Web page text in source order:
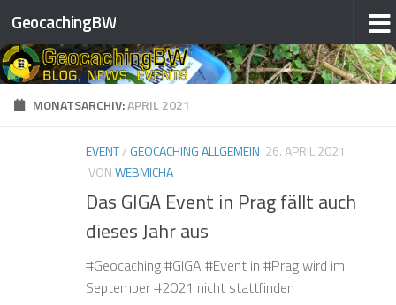
❅
❅
❅
❅
❅
❅
❅
Zum Inhalt springen
GeocachingBW
MONATSARCHIV:APRIL 2021
EVENT/ GEOCACHING ALLGEMEIN 26. APRIL 2021
VONWEBMICHA
Das GIGA Event in Prag fällt auch
dieses Jahr aus
#Geocaching #GIGA #Event in #Prag wird im
September #2021 nicht stattfinden